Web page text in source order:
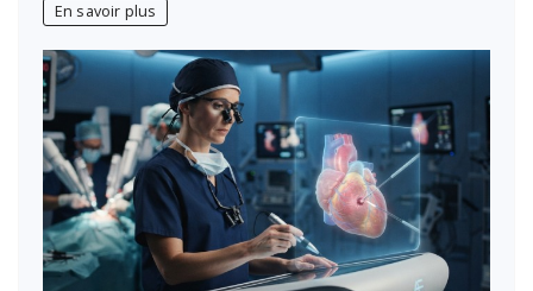
sans
En savoir plus